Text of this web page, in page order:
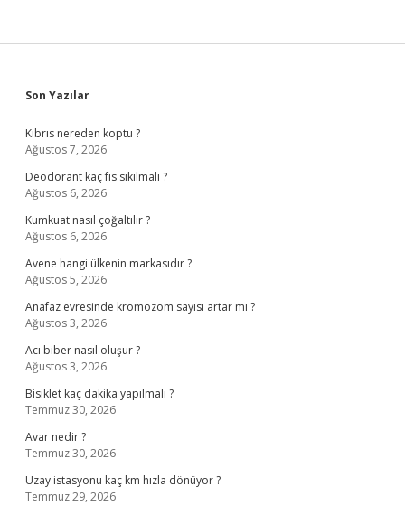
Sidebar
Son Yazılar
Kıbrıs nereden koptu ?
Ağustos 7, 2026
Deodorant kaç fıs sıkılmalı ?
Ağustos 6, 2026
Kumkuat nasıl çoğaltılır ?
Ağustos 6, 2026
Avene hangi ülkenin markasıdır ?
Ağustos 5, 2026
Anafaz evresinde kromozom sayısı artar mı ?
Ağustos 3, 2026
Acı biber nasıl oluşur ?
Ağustos 3, 2026
Bisiklet kaç dakika yapılmalı ?
Temmuz 30, 2026
Avar nedir ?
Temmuz 30, 2026
Uzay istasyonu kaç km hızla dönüyor ?
Temmuz 29, 2026